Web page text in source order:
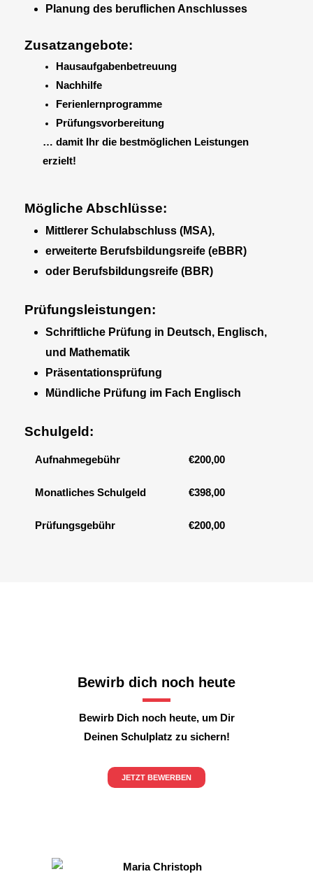
Planung des beruflichen Anschlusses
Zusatzangebote:
Hausaufgabenbetreuung
Nachhilfe
Ferienlernprogramme
Prüfungsvorbereitung
… damit Ihr die bestmöglichen Leistungen
erzielt!
Mögliche Abschlüsse:
Mittlerer Schulabschluss (MSA),
erweiterte Berufsbildungsreife (eBBR)
oder Berufsbildungsreife (BBR)
Prüfungsleistungen:
Schriftliche Prüfung in Deutsch, Englisch,
und Mathematik
Präsentationsprüfung
Mündliche Prüfung im Fach Englisch
Schulgeld:
Aufnahmegebühr €200,00
Monatliches Schulgeld €398,00
Prüfungsgebühr €200,00
Bewirb dich noch heute
Bewirb Dich noch heute, um Dir
Deinen Schulplatz zu sichern!
JETZT BEWERBEN